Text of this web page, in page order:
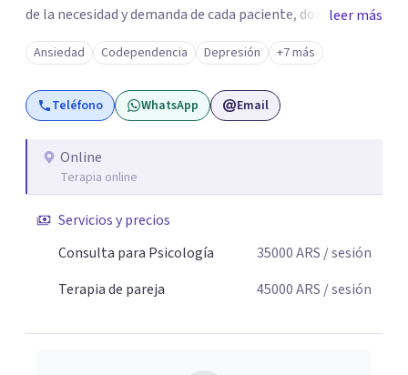
de la necesidad y demanda de cada paciente, donde
ambos vamos ejercer un papel activo en la orientación de
la terapia. Para ello utilizo recursos técnicos amplios y
flexibles, adaptados al momento y problemática de cada
persona.
leer más
Ansiedad Codependencia Depresión +7 más
Teléfono WhatsApp Email
Online
Terapia online
Servicios y precios
Consulta para Psicología
35000ARS / sesión
Terapia de pareja
45000ARS / sesión